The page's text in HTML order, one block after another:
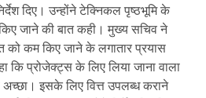
दिए। उन्होंने टेक्निकल पृष्ठभूमि के
किए जाने की बात कही। मुख्य सचिव ने
को कम किए जाने के लगातार प्रयास
कि प्रोजेक्ट्स के लिए लिया जाना वाला
इसके लिए वित्त उपलब्ध कराने